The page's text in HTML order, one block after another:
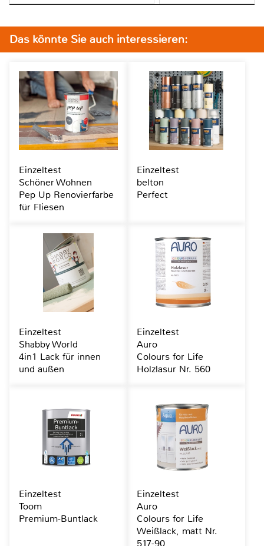
Das könnte Sie auch interessieren:
Einzeltest
Schöner Wohnen
Pep Up Renovierfarbe
für Fliesen
Einzeltest
belton
Perfect
Einzeltest
Shabby World
4in1 Lack für innen
und außen
Einzeltest
Auro
Colours for Life
Holzlasur Nr. 560
Einzeltest
Toom
Premium-Buntlack
Einzeltest
Auro
Colours for Life
Weißlack, matt Nr.